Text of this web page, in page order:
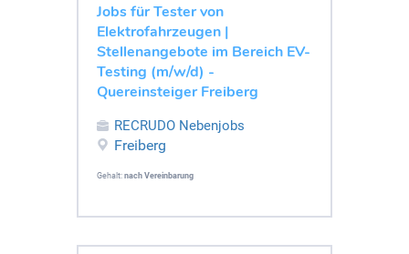
Jobs für Tester von
Elektrofahrzeugen |
Stellenangebote im Bereich EV-
Testing (m/w/d) -
Quereinsteiger Freiberg
RECRUDO Nebenjobs
Freiberg
Gehalt: nach Vereinbarung